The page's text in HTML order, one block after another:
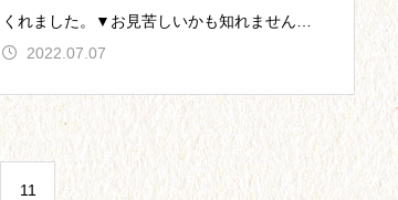
くれました。▼お見苦しいかも知れません
が、こんなヤツです。(笑)…なんで美
2022.07.07
11